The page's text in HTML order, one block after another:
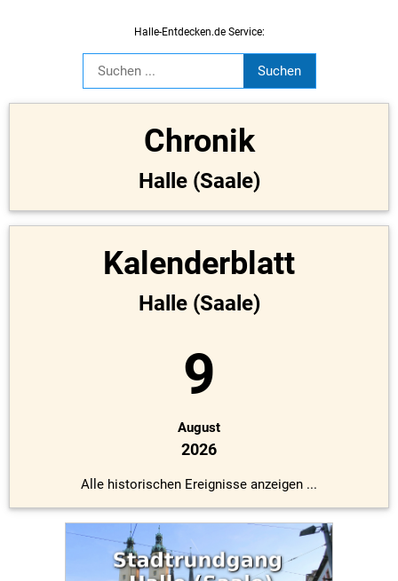
Halle-Entdecken.de Service:
Chronik
Halle (Saale)
Kalenderblatt
Halle (Saale)
9
August
2026
Alle historischen Ereignisse anzeigen ...